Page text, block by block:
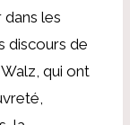
dans les
discours de
qui ont